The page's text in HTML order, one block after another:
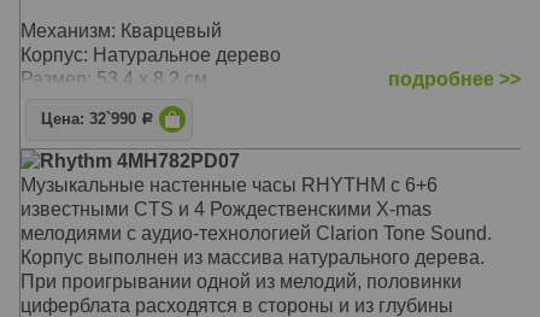
Механизм: Кварцевый
Корпус: Натуральное дерево
Размер: 53,4 х 8,2 см
подробнее >>
Цена: 32`990 Р
Rhythm 4MH782PD07
Музыкальные настенные часы RHYTHM с 6+6
известными CTS и 4 Рождественскими X-mas
мелодиями с аудио-технологией Clarion Tone Sound.
Корпус выполнен из массива натурального дерева.
При проигрывании одной из мелодий, половинки
циферблата расходятся в стороны и из глубины